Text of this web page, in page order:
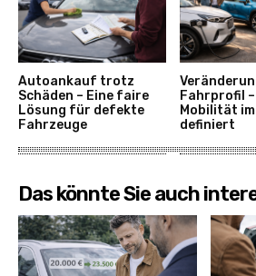
Autoankauf trotz
Schäden – Eine faire
Lösung für defekte
Fahrzeuge
Fahrprofil –
Mobilität
definiert
Das könnte Sie auch